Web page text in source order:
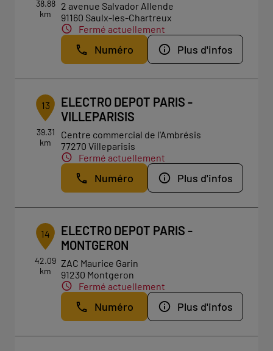
38.88
km
2 avenue Salvador Allende
91160 Saulx-les-Chartreux
Fermé actuellement
Numéro Plus d'infos
13
39.31
km
ELECTRO DEPOT PARIS -
VILLEPARISIS
Centre commercial de l'Ambrésis
77270 Villeparisis
Fermé actuellement
Numéro Plus d'infos
14
42.09
km
ELECTRO DEPOT PARIS -
MONTGERON
ZAC Maurice Garin
91230 Montgeron
Fermé actuellement
Numéro Plus d'infos